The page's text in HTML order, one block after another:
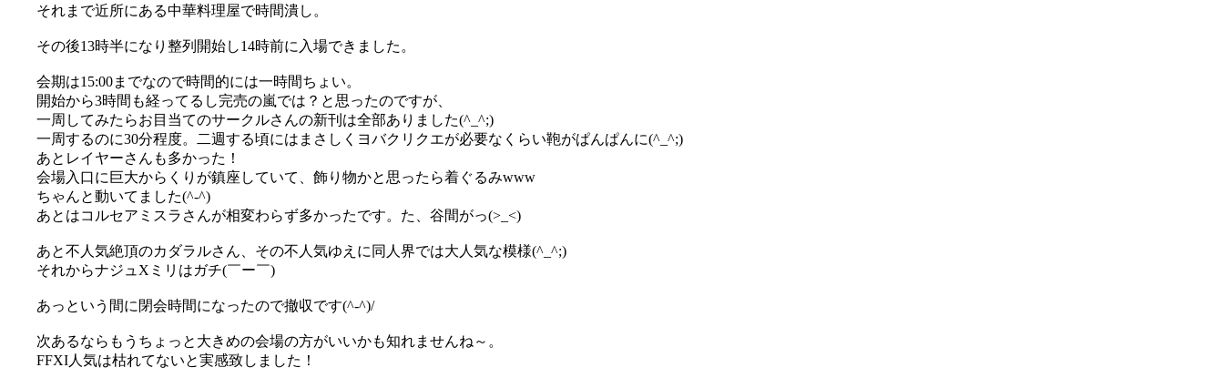
それまで近所にある中華料理屋で時間潰し。
その後13時半になり整列開始し14時前に入場できました。
会期は15:00までなので時間的には一時間ちょい。
開始から3時間も経ってるし完売の嵐では？と思ったのですが、
一周してみたらお目当てのサークルさんの新刊は全部ありました(^_^;)
一周するのに30分程度。二週する頃にはまさしくヨバクリクエが必要なくらい鞄がぱんぱんに(^_^;)
あとレイヤーさんも多かった！
会場入口に巨大からくりが鎮座していて、飾り物かと思ったら着ぐるみwww
ちゃんと動いてました(^-^)
あとはコルセアミスラさんが相変わらず多かったです。た、谷間がっ(>_<)
あと不人気絶頂のカダラルさん、その不人気ゆえに同人界では大人気な模様(^_^;)
それからナジュXミリはガチ(￣ー￣)
あっという間に閉会時間になったので撤収です(^-^)/
次あるならもうちょっと大きめの会場の方がいいかも知れませんね～。
FFXI人気は枯れてないと実感致しました！